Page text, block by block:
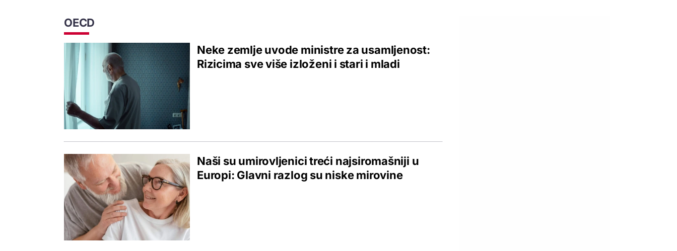
OECD
Neke zemlje uvode ministre za usamljenost:
Rizicima sve više izloženi i stari i mladi
Naši su umirovljenici treći najsiromašniji u
Europi: Glavni razlog su niske mirovine